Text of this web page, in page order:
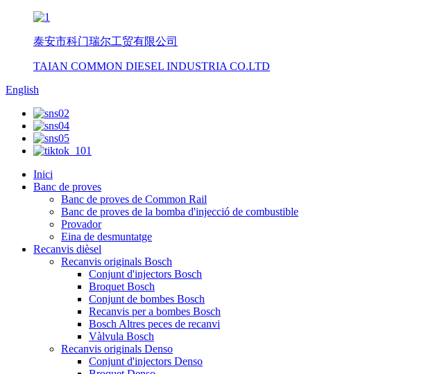
泰安市科门瑞尔工贸有限公司
TAIAN COMMON DIESEL INDUSTRIA CO.LTD
English
Inici
Banc de proves
Banc de proves de Common Rail
Banc de proves de la bomba d'injecció de combustible
Provador
Eina de desmuntatge
Recanvis dièsel
Recanvis originals Bosch
Conjunt d'injectors Bosch
Broquet Bosch
Conjunt de bombes Bosch
Recanvis per a bombes Bosch
Bosch Altres peces de recanvi
Vàlvula Bosch
Recanvis originals Denso
Conjunt d'injectors Denso